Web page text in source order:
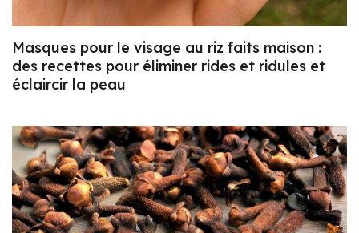
Masques pour le visage au riz faits maison :
des recettes pour éliminer rides et ridules et
éclaircir la peau